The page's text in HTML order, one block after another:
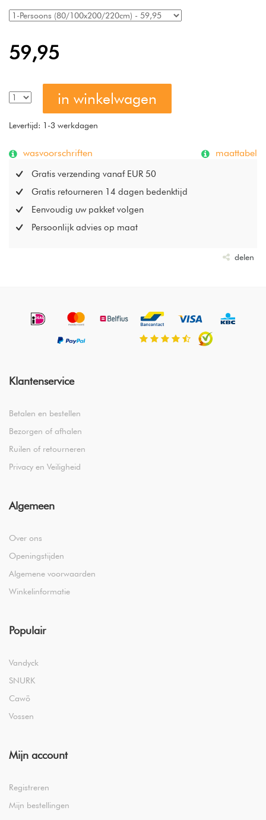
van 30 cm.
59,95
in winkelwagen
Levertijd: 1-3 werkdagen
wasvoorschriften maattabel
Gratis verzending vanaf EUR 50
Gratis retourneren 14 dagen bedenktijd
Eenvoudig uw pakket volgen
Persoonlijk advies op maat
delen
Klantenservice
Betalen en bestellen
Bezorgen of afhalen
Ruilen of retourneren
Privacy en Veiligheid
Algemeen
Over ons
Openingstijden
Algemene voorwaarden
Winkelinformatie
Populair
Vandyck
SNURK
Cawö
Vossen
Mijn account
Registreren
Mijn bestellingen